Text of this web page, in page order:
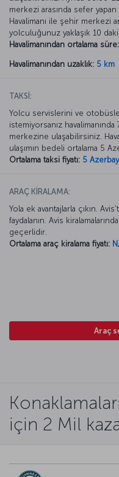
merkezi arasında sefer
Havalimanı ile şehir merkezi
yolculuğunuz yaklaşık 10
Havalimanından ortalama süre:
Havalimanından uzaklık: 5 km
TAKSİ:
Yolcu servislerini ve
istemiyorsanız
merkezine ulaşabilirsiniz.
ulaşımın bedeli ortalama 5
Ortalama taksi fiyatı: 5
ARAÇ KİRALAMA:
Yola ek avantajlarla çıkın.
faydalanın. Avis
geçerlidir.
Ortalama araç kiralama fiyatı:
Araç
için 2 Mil